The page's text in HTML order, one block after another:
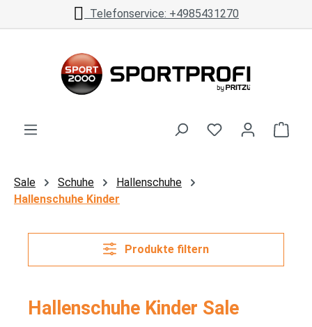
Zum Hauptinhalt springen
Telefonservice: +4985431270
Sale Schuhe
Hallenschuhe
Hallenschuhe Kinder
Produkte filtern
Hallenschuhe Kinder Sale